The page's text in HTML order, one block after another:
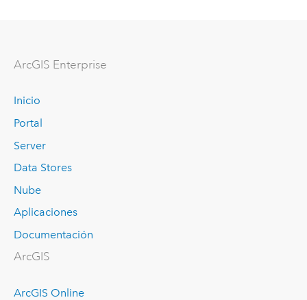
ArcGIS Enterprise
Inicio
Portal
Server
Data Stores
Nube
Aplicaciones
Documentación
ArcGIS
ArcGIS Online